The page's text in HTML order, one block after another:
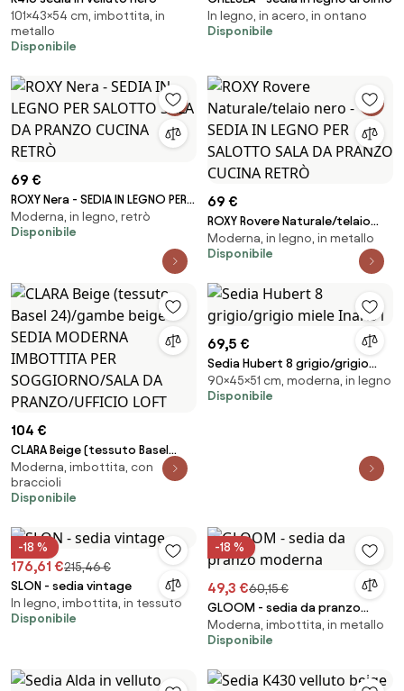
101×43×54 cm, imbottita, in
metallo
Disponibile
In legno, in acero, in ontano
Disponibile
69 €
ROXY Nera - SEDIA IN LEGNO PER
SALOTTO SALA DA PRANZO
CUCINA RETRÒ
Moderna, in legno, retrò
Disponibile
69 €
ROXY Rovere Naturale/telaio
nero - SEDIA IN LEGNO PER
SALOTTO SALA DA PRANZO
Moderna, in legno, in metallo
Disponibile
104 €
CLARA Beige (tessuto Basel
24)/gambe beige - SEDIA
MODERNA IMBOTTITA PER
SOGGIORNO/SALA DA
Moderna, imbottita, con
braccioli
Disponibile
69,5 €
Sedia Hubert 8 grigio/grigio
miele Inari91
90×45×51 cm, moderna, in legno
Disponibile
-18 %
176,61 €215,46 €
SLON - sedia vintage
In legno, imbottita, in tessuto
Disponibile
-18 %
49,3 €60,15 €
GLOOM - sedia da pranzo
moderna
Moderna, imbottita, in metallo
Disponibile